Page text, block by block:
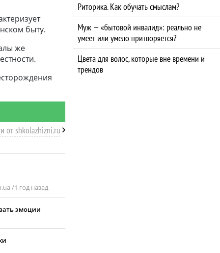
быту.
же
от shkolazhizni.ru
/1 год назад
эмоции
Риторика. Как обучать смыслам?
Муж — «бытовой инвалид»: реально не
умеет или умело притворяется?
Цвета для волос, которые вне времени и
трендов